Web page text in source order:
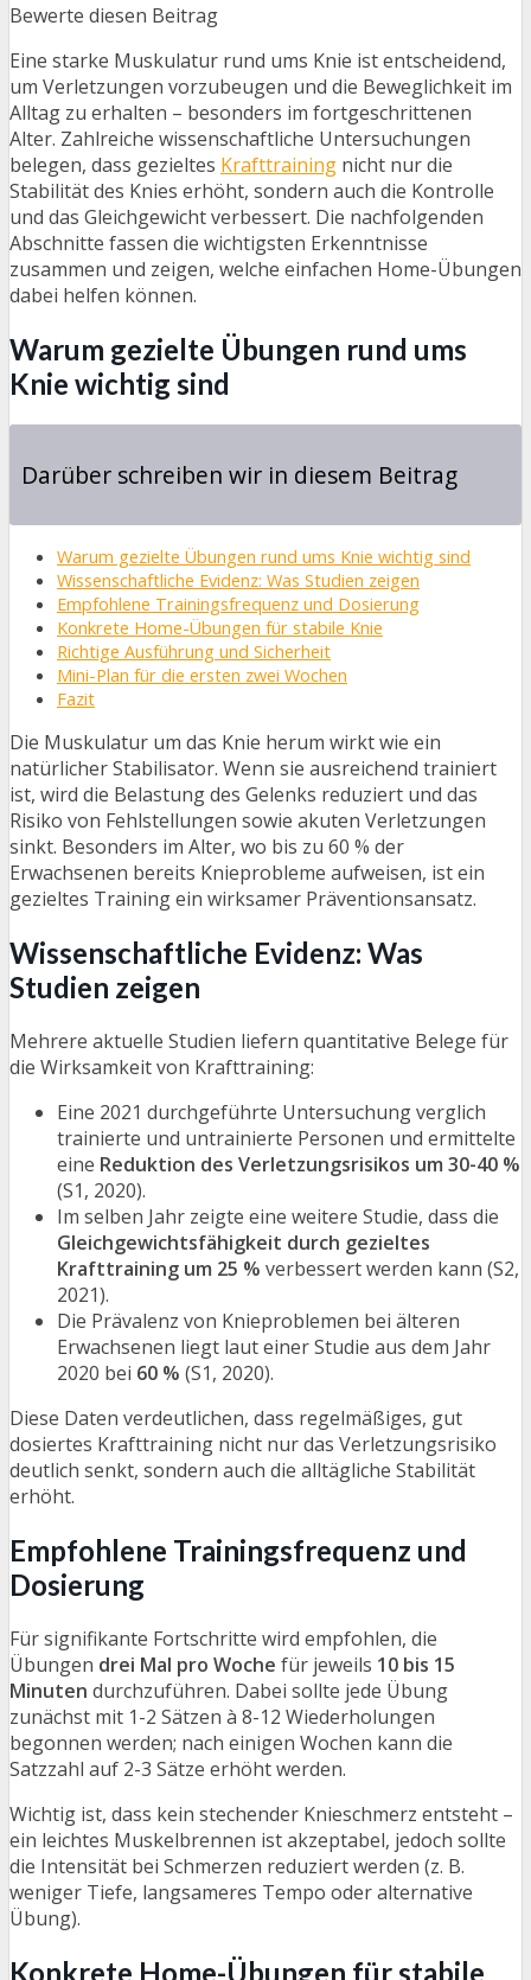
Bewerte diesen Beitrag
Eine starke Muskulatur rund ums Knie ist entscheidend,
um Verletzungen vorzubeugen und die Beweglichkeit im
Alltag zu erhalten – besonders im fortgeschrittenen
Alter. Zahlreiche wissenschaftliche Untersuchungen
belegen, dass gezieltes Krafttraining nicht nur die
Stabilität des Knies erhöht, sondern auch die Kontrolle
und das Gleichgewicht verbessert. Die nachfolgenden
Abschnitte fassen die wichtigsten Erkenntnisse
zusammen und zeigen, welche einfachen Home-Übungen
dabei helfen können.
Warum gezielte Übungen rund ums
Knie wichtig sind
Darüber schreiben wir in diesem Beitrag
Warum gezielte Übungen rund ums Knie wichtig sind
Wissenschaftliche Evidenz: Was Studien zeigen
Empfohlene Trainingsfrequenz und Dosierung
Konkrete Home-Übungen für stabile Knie
Richtige Ausführung und Sicherheit
Mini-Plan für die ersten zwei Wochen
Fazit
Die Muskulatur um das Knie herum wirkt wie ein
natürlicher Stabilisator. Wenn sie ausreichend trainiert
ist, wird die Belastung des Gelenks reduziert und das
Risiko von Fehlstellungen sowie akuten Verletzungen
sinkt. Besonders im Alter, wo bis zu 60 % der
Erwachsenen bereits Knieprobleme aufweisen, ist ein
gezieltes Training ein wirksamer Präventionsansatz.
Wissenschaftliche Evidenz: Was
Studien zeigen
Mehrere aktuelle Studien liefern quantitative Belege für
die Wirksamkeit von Krafttraining:
Eine 2021 durchgeführte Untersuchung verglich
trainierte und untrainierte Personen und ermittelte
eine Reduktion des Verletzungsrisikos um 30-40 %
(S1, 2020).
Im selben Jahr zeigte eine weitere Studie, dass die
Gleichgewichtsfähigkeit durch gezieltes
Krafttraining um 25 % verbessert werden kann (S2,
2021).
Die Prävalenz von Knieproblemen bei älteren
Erwachsenen liegt laut einer Studie aus dem Jahr
2020 bei 60 % (S1, 2020).
Diese Daten verdeutlichen, dass regelmäßiges, gut
dosiertes Krafttraining nicht nur das Verletzungsrisiko
deutlich senkt, sondern auch die alltägliche Stabilität
erhöht.
Empfohlene Trainingsfrequenz und
Dosierung
Für signifikante Fortschritte wird empfohlen, die
Übungen drei Mal pro Woche für jeweils 10 bis 15
Minuten durchzuführen. Dabei sollte jede Übung
zunächst mit 1-2 Sätzen à 8-12 Wiederholungen
begonnen werden; nach einigen Wochen kann die
Satzzahl auf 2-3 Sätze erhöht werden.
Wichtig ist, dass kein stechender Knieschmerz entsteht –
ein leichtes Muskelbrennen ist akzeptabel, jedoch sollte
die Intensität bei Schmerzen reduziert werden (z. B.
weniger Tiefe, langsameres Tempo oder alternative
Übung).
Konkrete Home-Übungen für stabile